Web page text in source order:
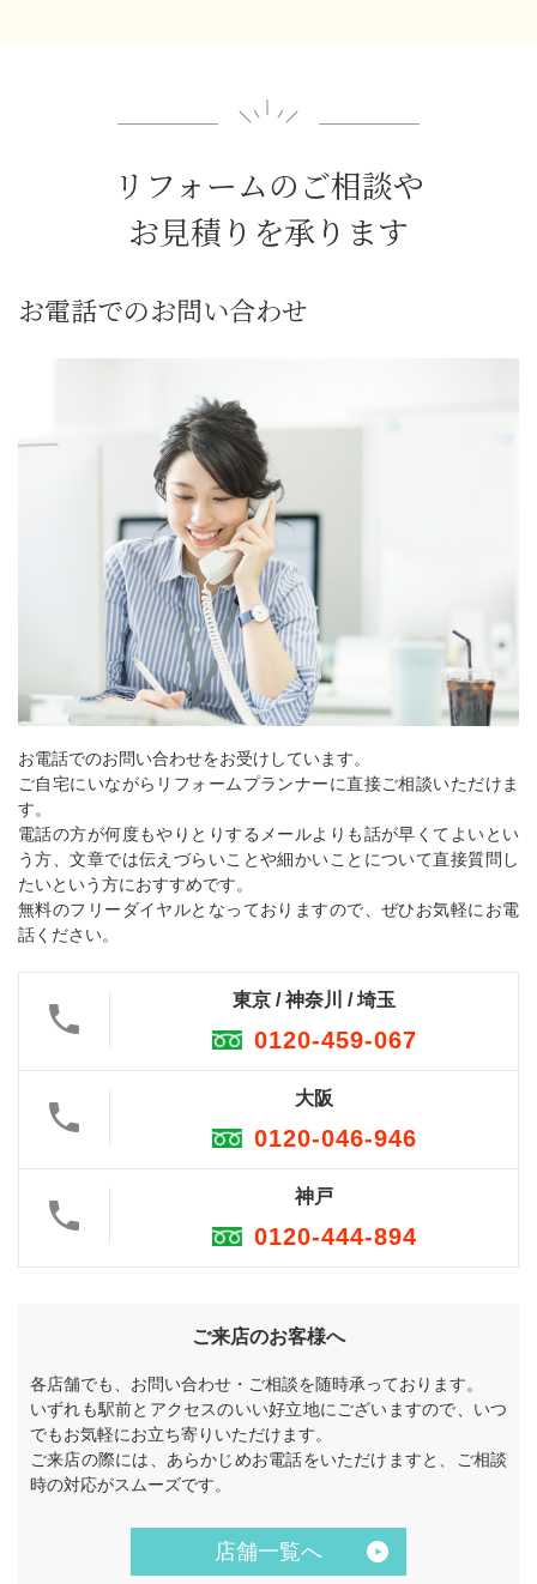
リフォームのご相談や
お見積りを承ります
お電話でのお問い合わせ
お電話でのお問い合わせをお受けしています。
ご自宅にいながらリフォームプランナーに直接ご相談いただけま
す。
電話の方が何度もやりとりするメールよりも話が早くてよいとい
う方、文章では伝えづらいことや細かいことについて直接質問し
たいという方におすすめです。
無料のフリーダイヤルとなっておりますので、ぜひお気軽にお電
話ください。
東京 / 神奈川 / 埼玉
0120-459-067
大阪
0120-046-946
神戸
0120-444-894
ご来店のお客様へ
各店舗でも、お問い合わせ・ご相談を随時承っております。
いずれも駅前とアクセスのいい好立地にございますので、いつ
でもお気軽にお立ち寄りいただけます。
ご来店の際には、あらかじめお電話をいただけますと、ご相談
時の対応がスムーズです。
店舗一覧へ